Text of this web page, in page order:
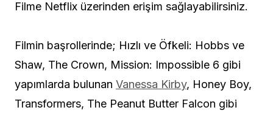
Filme Netflix üzerinden erişim sağlayabilirsiniz.
Filmin başrollerinde; Hızlı ve Öfkeli: Hobbs ve
Shaw, The Crown, Mission: Impossible 6 gibi
yapımlarda bulunan Vanessa Kirby, Honey Boy,
Transformers, The Peanut Butter Falcon gibi